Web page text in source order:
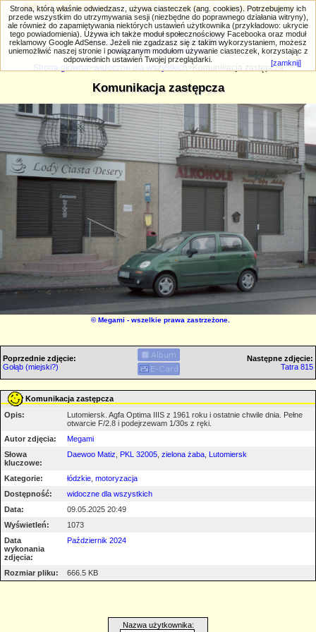
PRIV.gtlodz.eu - czyli trochę ;) inna galeria
Wyszukiwanie zaawansowane
Strona główna widoczne dla wszystkich >Komunikacja zastępcza
Komunikacja zastępcza
©Megami - wszelkie prawa zastrzeżone.
Poprzednie zdjęcie:
Gołąb (miejski?)
Następne zdjęcie:
Tatra 815
Komunikacja zastępcza
Opis:
Lutomiersk. Agfa Optima IIIS z 1961 roku i ostatnie chwile dnia. Pełne
otwarcie F/2.8 i podejrzewam 1/30s z ręki.
Autor zdjęcia:
Megami
Słowa
kluczowe:
Daewoo Matiz PKL 32005 zielona żaba Lutomiersk
Kategorie: łódzkie motoryzacja
Dostępność:
widoczne dla wszystkich
Data:
09.05.2025 20:49
Wyświetleń:
1073
Data
wykonania
zdjęcia:
Październik 2024
Rozmiar pliku: 666.5 KB
Nazwa użytkownika:
Strona, którą właśnie odwiedzasz, używa ciasteczek (ang. cookies). Potrzebujemy ich
przede wszystkim do utrzymywania sesji (niezbędne do poprawnego działania witryny),
ale również do zapamiętywania niektórych ustawień użytkownika (przykładowo: ukrycie
tego powiadomienia). Używa ich także moduł społecznościowy Facebooka oraz moduł
reklamowy Google AdSense. Jeżeli nie zgadzasz się z takim wykorzystaniem, możesz
uniemożliwić naszej stronie i powiązanym modułom używanie ciasteczek, korzystając z
odpowiednich ustawień Twojej przeglądarki.
[zamknij]